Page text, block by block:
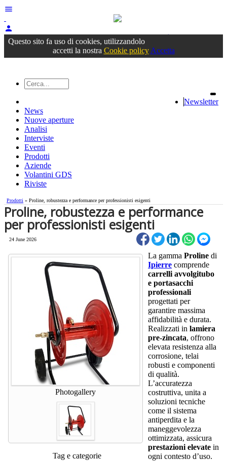
menu
person
Accedioppure registrati
Questo sito fa uso di cookies, utilizzandolo
accetti la nostra Cookie policy Accetta
Newsletter
News
Nuove aperture
Analisi
Interviste
Eventi
Prodotti
Aziende
Volantini GDS
Riviste
Prodotti » Proline, robustezza e performance per professionisti esigenti
Proline, robustezza e performance
per professionisti esigenti
24 June 2026
Photogallery
Tag e categorie
La gamma Proline di
Ipierre comprende
carrelli avvolgitubo
e portasacchi
professionali
progettati per
garantire massima
affidabilità e durata.
Realizzati in lamiera
pre-zincata, offrono
elevata resistenza alla
corrosione, telai
robusti e componenti
di qualità.
L’accuratezza
costruttiva, unita a
soluzioni tecniche
come il sistema
antiperdita e la
maneggevolezza
ottimizzata, assicura
prestazioni elevate in
ogni contesto d’uso.